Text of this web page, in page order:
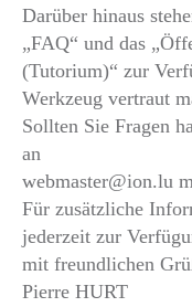
Darüber hinaus
„FAQ“ und das
(Tutorium)“ zur
Werkzeug vertraut
Sollten Sie Fragen
an
webmaster@ion.lu
Für zusätzliche
jederzeit zur
mit freundlichen
Pierre HURT